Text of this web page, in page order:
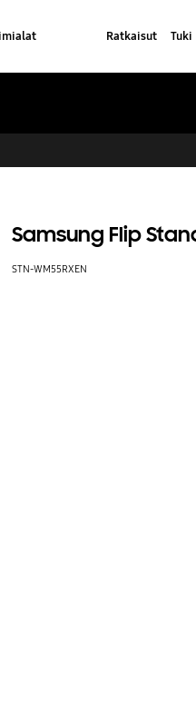
Ratkaisut Tuki
Samsung Flip
STN-WM55RXEN